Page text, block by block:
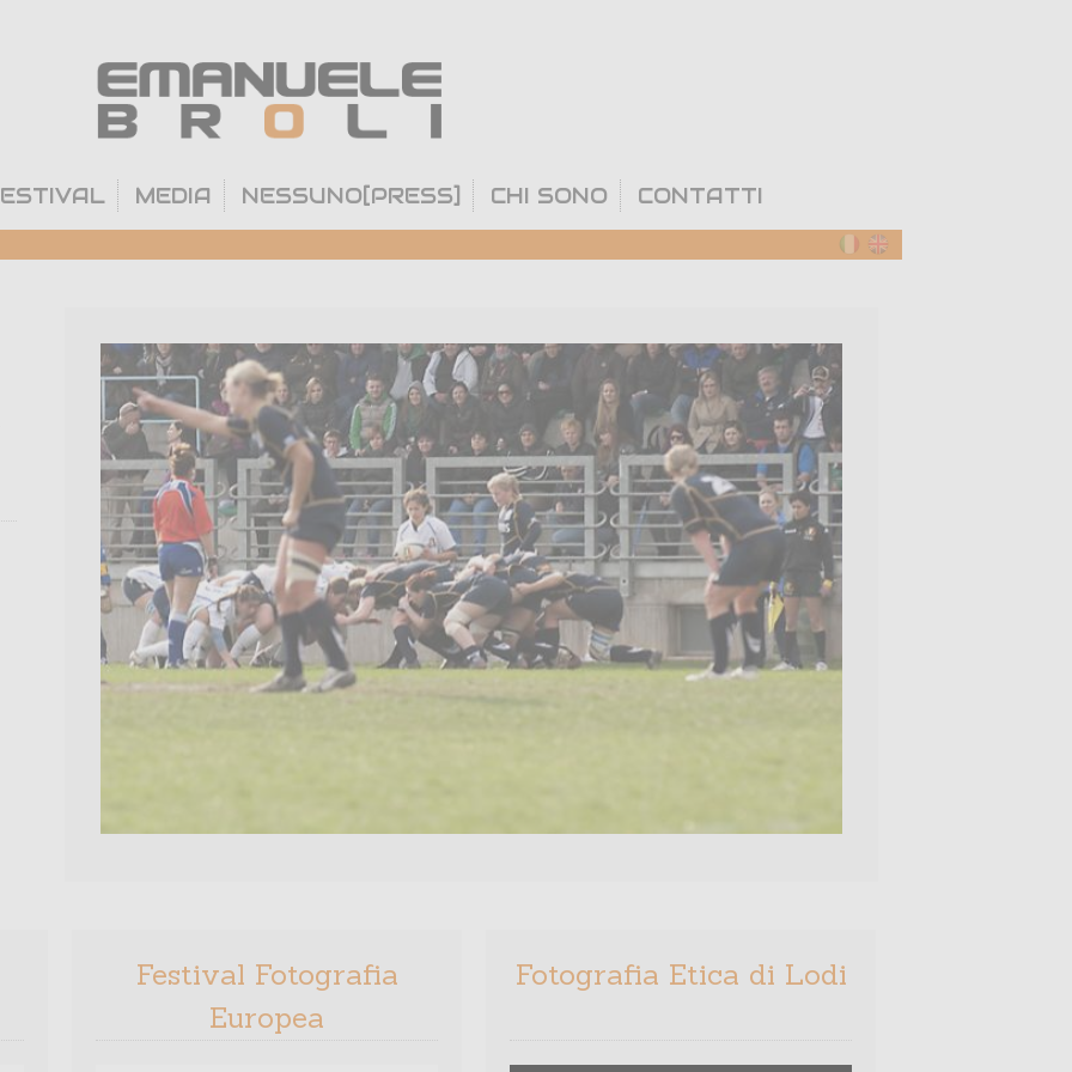
MEDIA NESSUNO[PRESS] CHI SONO CONTATTI
Festival Fotografia
Europea
Fotografia Etica di Lodi